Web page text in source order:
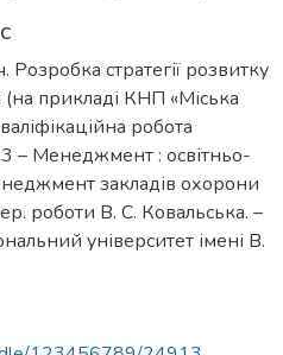
стратегії розвитку
прикладі КНП «Міська
робота
– Менеджмент : освітньо-
закладів охорони
роботи В. С. Ковальська. –
університет імені В.